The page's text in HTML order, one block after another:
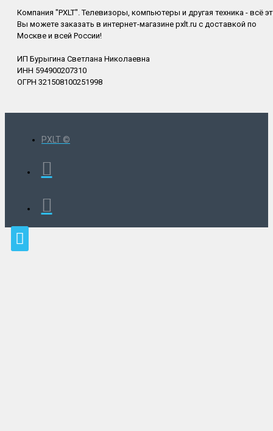
Компания "PXLT". Телевизоры, компьютеры и другая техника - всё
Вы можете заказать в интернет-магазине pxlt.ru с доставкой по
Москве и всей России!
ИП Бурыгина Светлана Николаевна
ИНН 594900207310
ОГРН 321508100251998
PXLT ©